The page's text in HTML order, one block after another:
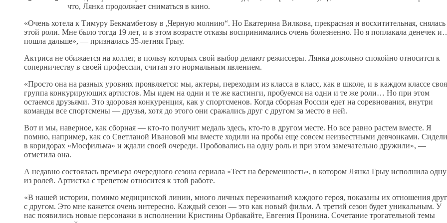
что, Лянка продолжает сниматься в кино.
«Очень хотела к Тимуру Бекмамбетову в „Черную молнию“. Но Екатерина Вилкова, прекрасная и восхитительная, снялась
этой роли. Мне было тогда 19 лет, и в этом возрасте отказы воспринимались очень болезненно. Но я поплакала денечек
пошла дальше», — призналась 35-летняя Грыу.
Актриса не обижается на коллег, в пользу которых свой выбор делают режиссеры. Лянка довольно спокойно относится к
соперничеству в своей профессии, считая это нормальным явлением.
«Просто она на разных уровнях проявляется: мы, актеры, переходим из класса в класс, как в школе, и в каждом классе своя
группа конкурирующих артистов. Мы идем на одни и те же кастинги, пробуемся на одни и те же роли… Но при этом
остаемся друзьями. Это здоровая конкуренция, как у спортсменов. Когда сборная России едет на соревнования, внутри
команды все спортсмены — друзья, хотя до этого они сражались друг с другом за место в ней.
Вот и мы, наверное, как сборная — кто-то получит медаль здесь, кто-то в другом месте. Но все равно растем вместе. Я
помню, например, как со Светланой Ивановой мы вместе ходили на пробы еще совсем неизвестными девчонками. Сидели
в коридорах «Мосфильма» и ждали своей очереди. Пробовались на одну роль и при этом замечательно дружили», —
отметила она.
А недавно состоялась премьера очередного сезона сериала «Тест на беременность», в котором Лянка Грыу исполнила одну
из ролей. Артистка с трепетом относится к этой работе.
«В нашей истории, помимо медицинской линии, много личных переживаний каждого героя, показаны их отношения друг
с другом. Это мне кажется очень интересно. Каждый сезон — это как новый фильм. А третий сезон будет уникальным. У
нас появились новые персонажи в исполнении Кристины Орбакайте, Евгения Пронина. Сочетание трогательной темы